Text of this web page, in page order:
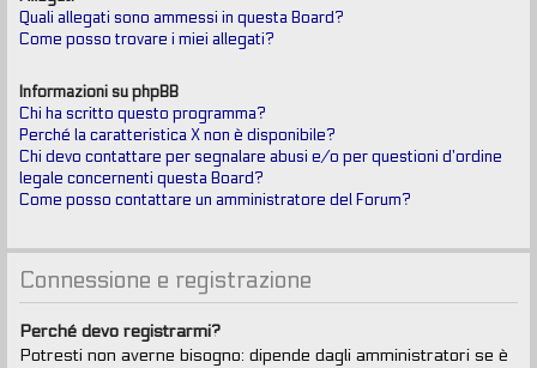
Quali allegati sono ammessi in questa Board?
Come posso trovare i miei allegati?
Informazioni su phpBB
Chi ha scritto questo programma?
Perché la caratteristica X non è disponibile?
Chi devo contattare per segnalare abusi e/o per questioni d’ordine
legale concernenti questa Board?
Come posso contattare un amministratore del Forum?
Connessione e registrazione
Perché devo registrarmi?
Potresti non averne bisogno: dipende dagli amministratori se è